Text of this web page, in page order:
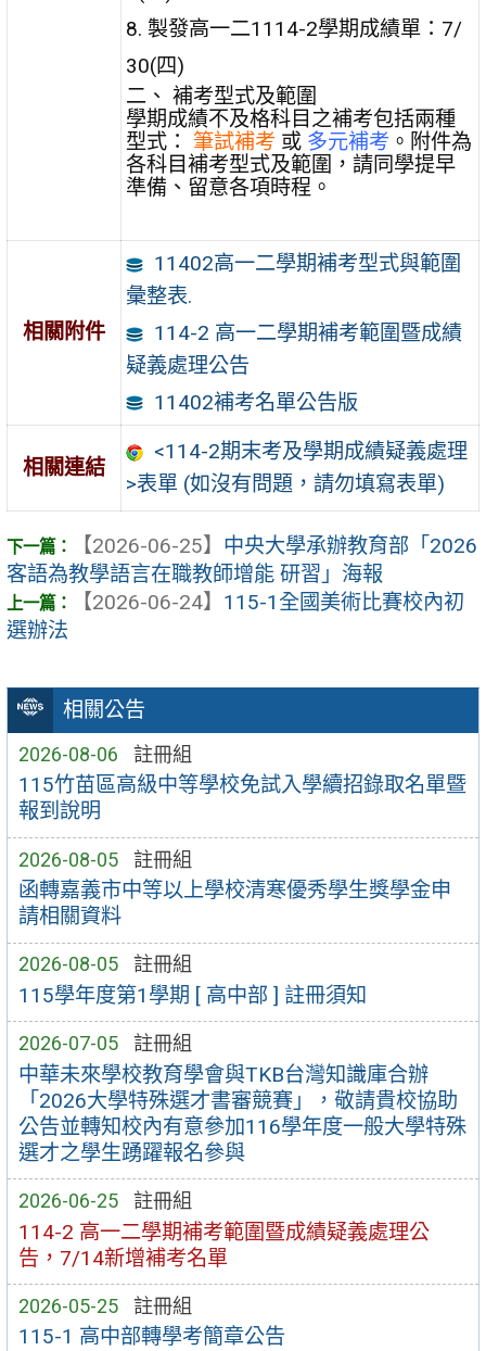
相關公告
2026-08-06 註冊組
115竹苗區高級中等學校免試入學續招錄取名單暨
報到說明
2026-08-05 註冊組
函轉嘉義市中等以上學校清寒優秀學生獎學金申
請相關資料
2026-08-05 註冊組
115學年度第1學期 [ 高中部 ] 註冊須知
2026-07-05 註冊組
中華未來學校教育學會與TKB台灣知識庫合辦
「2026大學特殊選才書審競賽」，敬請貴校協助
公告並轉知校內有意參加116學年度一般大學特殊
選才之學生踴躍報名參與
2026-06-25 註冊組
114-2 高一二學期補考範圍暨成績疑義處理公
告，7/14新增補考名單
2026-05-25 註冊組
115-1 高中部轉學考簡章公告
8. 製發高一二1114-2學期成績單：7/
30(四)
二、 補考型式及範圍
學期成績不及格科目之補考包括兩種
型式： 筆試補考 或 多元補考 。附件為
各科目補考型式及範圍，請同學提早
準備、留意各項時程。
相關附件
11402高一二學期補考型式與範圍
彙整表.
114-2 高一二學期補考範圍暨成績
疑義處理公告
11402補考名單公告版
相關連結
<114-2期末考及學期成績疑義處理
>表單 (如沒有問題，請勿填寫表單)
【2026-06-25】 中央大學承辦教育部「2026
客語為教學語言在職教師增能 研習」海報
【2026-06-24】 115-1全國美術比賽校內初
選辦法